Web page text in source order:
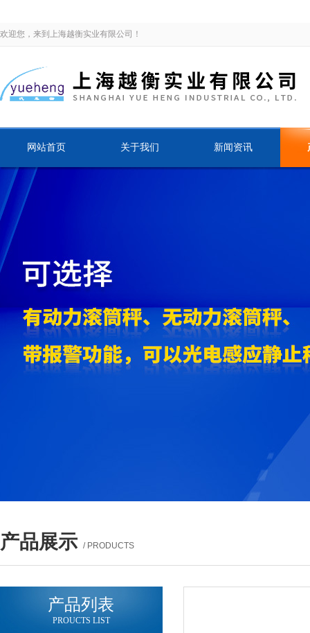
欢迎您，来到上海越衡实业有限公司！
网站首页 关于我们 新闻资讯
产品展示 / PRODUCTS
产品列表
PROUCTS LIST